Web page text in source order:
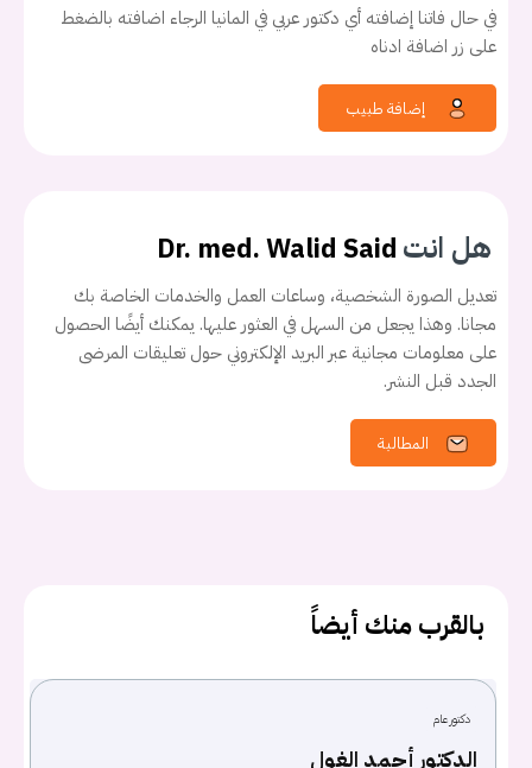
في حال فاتنا إضافته أي دكتور عربي في المانيا الرجاء اضافته بالضغط
على زر اضافة ادناه
هل انت Dr. med. Walid Said
تعديل الصورة الشخصية، وساعات العمل والخدمات الخاصة بك
مجانا. وهذا يجعل من السهل في العثور عليها. يمكنك أيضًا الحصول
على معلومات مجانية عبر البريد الإلكتروني حول تعليقات المرضى
الجدد قبل النشر.
المطالبة
بالقرب منك أيضاً
دكتور عام
الدكتور أحمد الغول